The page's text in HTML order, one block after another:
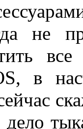
не
в